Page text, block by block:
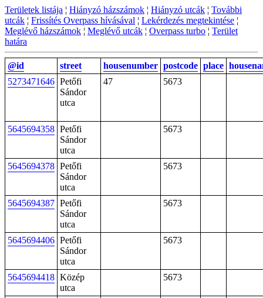
Területek listája ¦ Hiányzó házszámok ¦ Hiányzó utcák ¦ További
utcák ¦ Frissítés Overpass hívásával ¦ Lekérdezés megtekintése ¦
Meglévő házszámok ¦ Meglévő utcák ¦ Overpass turbo ¦ Terület
határa
@id street housenumber postcode place
5273471646 Petőfi
Sándor
utca
47 5673
5645694358 Petőfi
Sándor
utca
5673
5645694378 Petőfi
Sándor
utca
5673
5645694387 Petőfi
Sándor
utca
5673
5645694406 Petőfi
Sándor
utca
5673
5645694418 Közép
utca
5673